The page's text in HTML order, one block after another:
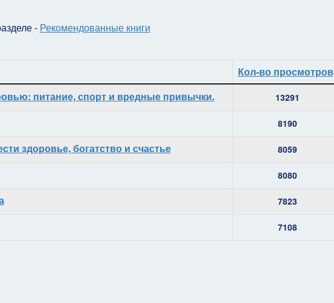
- Рекомендованные книги
Кол-во просмотров
питание, спорт и вредные привычки.
13291
8190
здоровье, богатство и счастье 8059
8080
7823
7108